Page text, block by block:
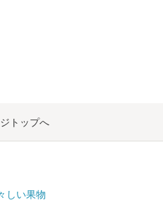
トップへ
しい果物